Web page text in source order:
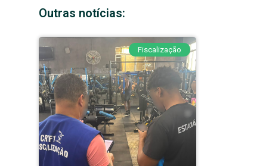
Outras notícias:
Fiscalização